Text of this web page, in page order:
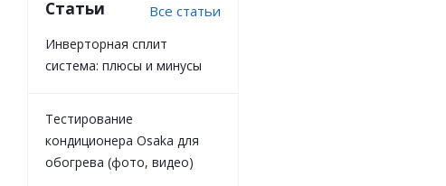
Статьи Все статьи
Инверторная сплит
система: плюсы и минусы
Тестирование
кондиционера Osaka для
обогрева (фото, видео)